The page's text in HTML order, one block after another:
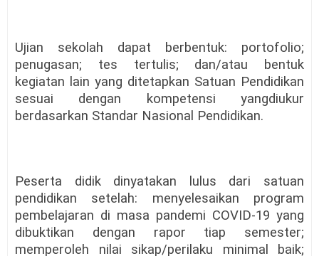
Ujian sekolah dapat berbentuk: portofolio;
penugasan; tes tertulis; dan/atau bentuk
kegiatan lain yang ditetapkan Satuan Pendidikan
sesuai dengan kompetensi yangdiukur
berdasarkan Standar Nasional Pendidikan.
Peserta didik dinyatakan lulus dari satuan
pendidikan setelah: menyelesaikan program
pembelajaran di masa pandemi СOVID-19 yang
dibuktikan dengan rapor tiap semester;
memperoleh nilai sikap/perilaku minimal baik;